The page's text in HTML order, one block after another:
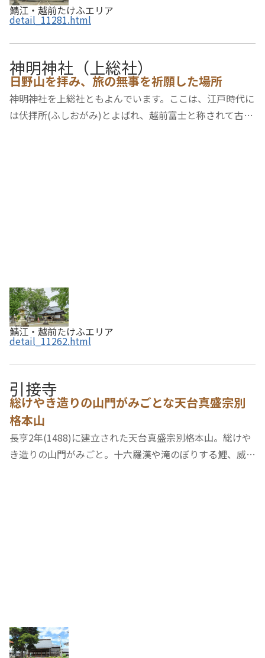
鯖江・越前たけふエリア
detail_11281.html
神明神社（上総社）
日野山を拝み、旅の無事を祈願した場所
神明神社を上総社ともよんでいます。ここは、江戸時代に
は伏拝所(ふしおがみ)とよばれ、越前富士と称されて古く
鯖江・越前たけふエリア
detail_11262.html
引接寺
総けやき造りの山門がみごとな天台真盛宗別
格本山
長亨2年(1488)に建立された天台真盛宗別格本山。総けや
き造りの山門がみごと。十六羅漢や滝のぼりする鯉、威厳